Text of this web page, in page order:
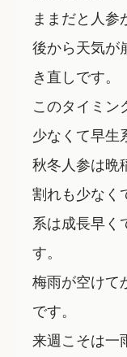
ままだと人
後から天気が
き直しです。
このタイミン
少なくて早生
秋冬人参は晩
割れも少なく
系は成長早く
す。
梅雨が空けて
です。
来週こそは一